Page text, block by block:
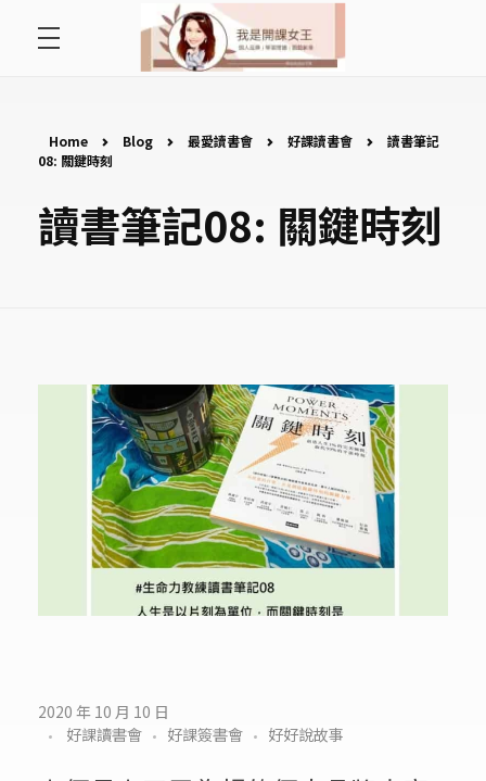
好好說故事
遇見好課程
Home Blog 最愛讀書會 好課讀書會
讀書筆記
08: 關鍵時刻
讀書筆記08: 關鍵時刻
讀
書
2020 年 10 月 10 日
好課讀書會
好課簽書會 好好說故事